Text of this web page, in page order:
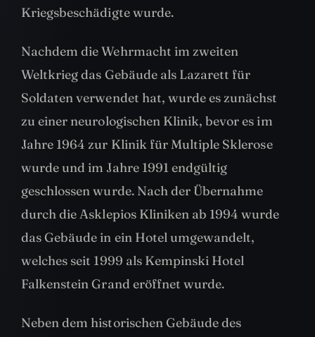
Kriegsbeschädigte wurde.
Nachdem die Wehrmacht im zweiten
Weltkrieg das Gebäude als Lazarett für
Soldaten verwendet hat, wurde es zunächst
zu einer neurologischen Klinik, bevor es im
Jahre 1964 zur Klinik für Multiple Sklerose
wurde und im Jahre 1991 endgültig
geschlossen wurde. Nach der Übernahme
durch die Asklepios Kliniken ab 1994 wurde
das Gebäude in ein Hotel umgewandelt,
welches seit 1999 als Kempinski Hotel
Falkenstein Grand eröffnet wurde.
Neben dem historischen Gebäude des